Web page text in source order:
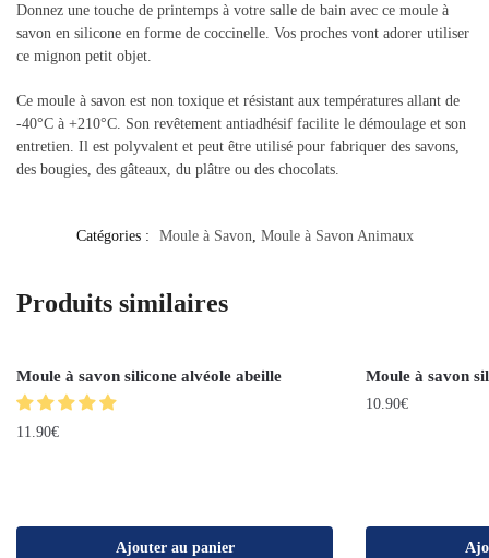
Donnez une touche de printemps à votre salle de bain avec ce moule à
savon en silicone en forme de coccinelle. Vos proches vont adorer utiliser
ce mignon petit objet.
Ce moule à savon est non toxique et résistant aux températures allant de
-40°C à +210°C. Son revêtement antiadhésif facilite le démoulage et son
entretien. Il est polyvalent et peut être utilisé pour fabriquer des savons,
des bougies, des gâteaux, du plâtre ou des chocolats.
Catégories : Moule à Savon Moule à Savon Animaux
Produits similaires
Moule à savon silicone alvéole abeille
11.90€
Ajouter au panier
Moule à savon
10.90€